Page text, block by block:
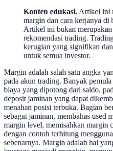
Konten edukasi. Artikel ini
margin dan cara kerjanya di
Artikel ini bukan merupakan
rekomendasi trading.
kerugian yang signifikan
untuk semua investor.
Margin adalah salah satu angka
pada akun trading. Banyak
biaya yang dipotong dari saldo,
deposit jaminan yang dapat
menahan posisi terbuka. Bagian
sebagai jaminan, membahas used
margin level, memisahkan margin
dengan contoh terhitung
sebenarnya. Margin adalah hal